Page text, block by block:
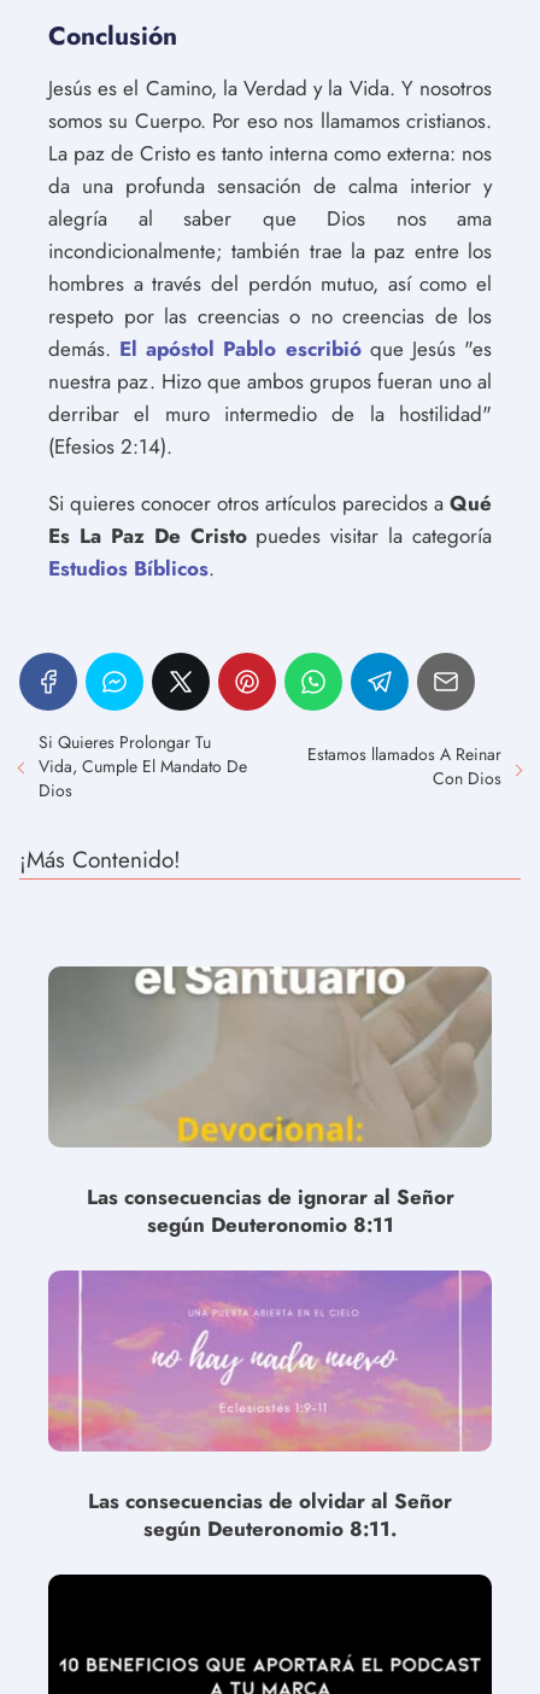
Conclusión
Jesús es el Camino, la Verdad y la Vida. Y nosotros
somos su Cuerpo. Por eso nos llamamos cristianos.
La paz de Cristo es tanto interna como externa: nos
da una profunda sensación de calma interior y
alegría al saber que Dios nos ama
incondicionalmente; también trae la paz entre los
hombres a través del perdón mutuo, así como el
respeto por las creencias o no creencias de los
demás. El apóstol Pablo escribióque Jesús "es
nuestra paz. Hizo que ambos grupos fueran uno al
derribar el muro intermedio de la hostilidad"
(Efesios 2:14).
Si quieres conocer otros artículos parecidos a Qué
Es La Paz De Cristopuedes visitar la categoría
Estudios Bíblicos.
Si Quieres Prolongar Tu
Vida, Cumple El Mandato De
Dios
Estamos llamados A Reinar
Con Dios
¡Más Contenido!
Las consecuencias de ignorar al Señor
según Deuteronomio 8:11
Las consecuencias de olvidar al Señor
según Deuteronomio 8:11.